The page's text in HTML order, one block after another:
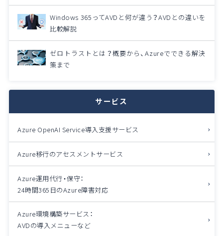
Windows 365ってAVDと何が違う？AVDとの違いを
比較解説
ゼロトラストとは？概要から、Azureでできる解決
策まで
サービス
Azure OpenAI Service導入支援サービス
Azure移行のアセスメントサービス
Azure運用代行・保守：
24時間365日のAzure障害対応
Azure環境構築サービス：
AVDの導入メニューなど